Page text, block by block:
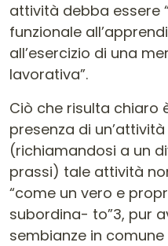
attività debba essere
funzionale
all’esercizio di una
lavorativa”.
Ciò che risulta chiaro
presenza di
(richiamandosi a un
prassi) tale attività
“come un vero e
subordina- to”3, pur
sembianze in